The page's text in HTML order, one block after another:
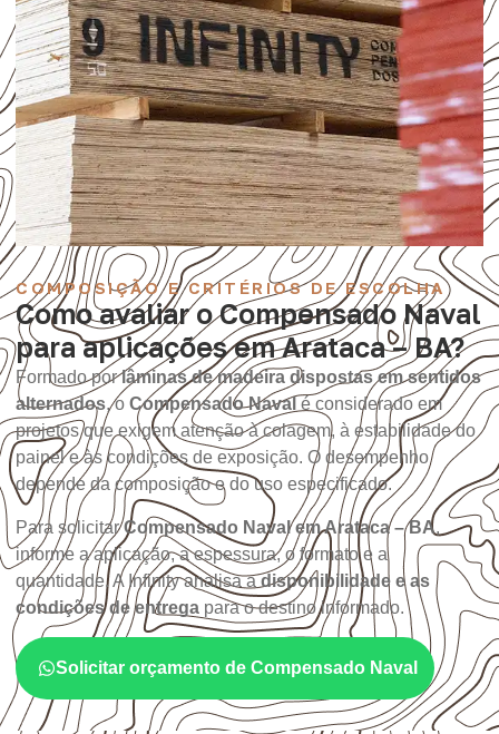
COMPOSIÇÃO E CRITÉRIOS DE ESCOLHA
Como avaliar o Compensado Naval
para aplicações em Arataca – BA?
Formado porlâminas de madeira dispostas em sentidos
alternados, o Compensado Naval é considerado em
projetos que exigem atenção à colagem, à estabilidade do
painel e às condições de exposição. O desempenho
depende da composição e do uso especificado.
Para solicitarCompensado Naval em Arataca – BA,
informe a aplicação, a espessura, o formato e a
quantidade. A Infinity analisa adisponibilidade e as
condições de entrega para o destino informado.
Solicitar orçamento de Compensado Naval